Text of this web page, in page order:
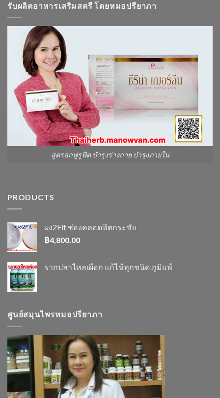
รับผลิตอาหารเสริมสตรี โดยหมอปรียาภา
สูตรอกฟูรูฟิต บำรุงร่างกาย บำรุงภายใน
PRODUCTS
ผง2Fit ช่องคลอดฟิตกระชับ
฿4,800.00
รากปลาไหลเผือก แก้ไข้ทุกชนิด ภูมิแพ้
ศูนย์สมุนไพรหมอปรียาภา